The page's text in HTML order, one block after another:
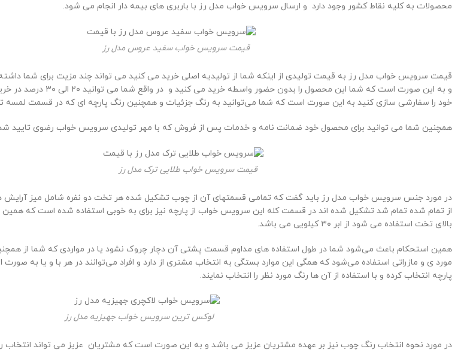
محصولات به کلیه نقاط کشور وجود دارد و ارسال سرویس خواب مدل رز با باربری های بیمه دار انجام می شود.
قیمت سرویس خواب سفید عروس مدل رز
قیمت سرویس خواب مدل رز به قیمت تولیدی از اینکه شما از تولیدیه اصلی خرید می کنید می تواند چند مزیت برای شما
و به این صورت است که
خود را سفارشی سازی کنید به این صورت است که شما می‌توانید به رنگ جزئیات و همچنین رنگ پارچه ای که در قسمت لمسه
همچنین شما می توانید برای محصول خود ضمانت نامه و خدمات پس از فروش که با مهر تولیدی سرویس خواب رضوی تایید
قیمت سرویس خواب طلایی ترک مدل رز
در مورد جنس سرویس خواب مدل رز باید گفت که تمامی قسمتهای آن از چوب تشکیل شده هر تخت دو نفره شامل میز
از تمام شده تمام شد تشکیل شده اند در قسمت کله این سرویس خواب از پارچه نیز برای به خوبی استفاده شده است که همین
بالای تخت استفاده می شود از ابر ۳۰ کیلویی می باشد.
همین استحکام باعث می‌شود شما در طول استفاده های مداوم قسمت پشتی آن دچار چروک نشود یا در مواردی که شما از
مورد ی و مازراتی استفاده می‌شود که همگی این موارد بستگی به انتخاب مشتری از دارد و افراد می‌توانند در هر با و یا به صورت
پارچه انتخاب کرده و با استفاده از آن ها رنگ مورد نظر را انتخاب نمایند.
لوکس ترین سرویس خواب جهیزیه مدل رز
در مورد نحوه انتخاب رنگ چوب نیز بر عهده مشتریان عزیز می باشد و به این صورت است که مشتریان عزیز می تواند انتخاب